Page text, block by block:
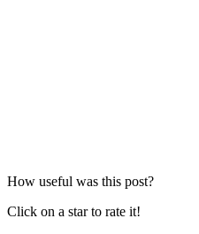
How useful was this post?
Click on a star to rate it!